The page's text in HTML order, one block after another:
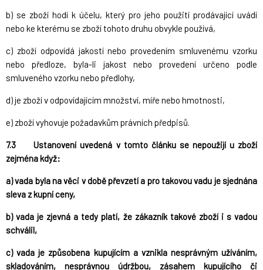
b) se zboží hodí k účelu, který pro jeho použití prodávající uvádí
nebo ke kterému se zboží tohoto druhu obvykle používá,
c) zboží odpovídá jakostí nebo provedením smluvenému vzorku
nebo předloze, byla-li jakost nebo provedení určeno podle
smluveného vzorku nebo předlohy,
d) je zboží v odpovídajícím množství, míře nebo hmotnosti,
e) zboží vyhovuje požadavkům právních předpisů.
7.3
Ustanovení uvedená v tomto článku se nepoužijí u zboží
zejména když:
a)vada byla na věci v době převzetí a pro takovou vadu je sjednána
sleva z kupní ceny,
b) vada je zjevná a tedy platí, že zákazník takové zboží i s vadou
schválil,
c) vada je způsobena kupujícím a vznikla nesprávným užíváním,
skladováním, nesprávnou údržbou, zásahem kupujícího či